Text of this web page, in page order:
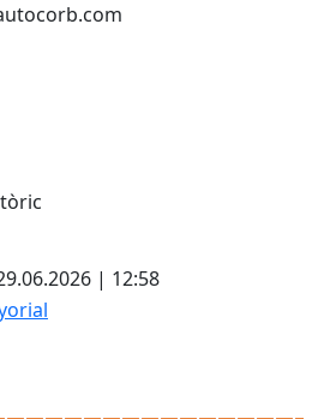
| 12:58